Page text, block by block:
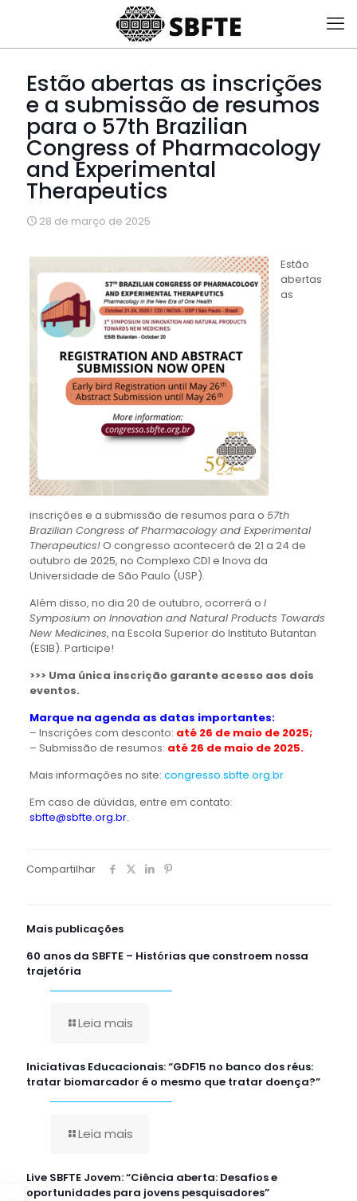
Estão abertas as inscrições
e a submissão de resumos
para o 57th Brazilian
Congress of Pharmacology
and Experimental
Therapeutics
28 de março de 2025
Estão
abertas
as
inscrições e a submissão de resumos para o 57th
Brazilian Congress of Pharmacology and Experimental
Therapeutics!O congresso acontecerá de 21 a 24 de
outubro de 2025, no Complexo CDI e Inova da
Universidade de São Paulo (USP).
Além disso, no dia 20 de outubro, ocorrerá o I
Symposium on Innovation and Natural Products Towards
New Medicines, na Escola Superior do Instituto Butantan
(ESIB). Participe!
>>> Uma única inscrição garante acesso aos dois
eventos.
Marque na agenda as datas importantes:
– Inscrições com desconto: até 26 de maio de 2025;
– Submissão de resumos: até 26 de maio de 2025.
Mais informações no site: congresso.sbfte.org.br
Em caso de dúvidas, entre em contato:
sbfte@sbfte.org.br.
Compartilhar
Mais publicações
60 anos da SBFTE – Histórias que constroem nossa
trajetória
Leia mais
Iniciativas Educacionais: “GDF15 no banco dos réus:
tratar biomarcador é o mesmo que tratar doença?”
Leia mais
Live SBFTE Jovem: “Ciência aberta: Desafios e
oportunidades para jovens pesquisadores”